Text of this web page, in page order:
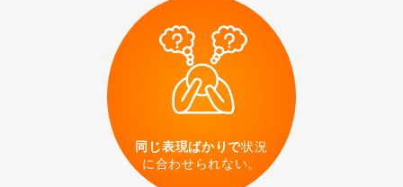
キャビンアテンダント
課題提出時の注意事項
同じ表現ばかりで状況
に合わせられない。